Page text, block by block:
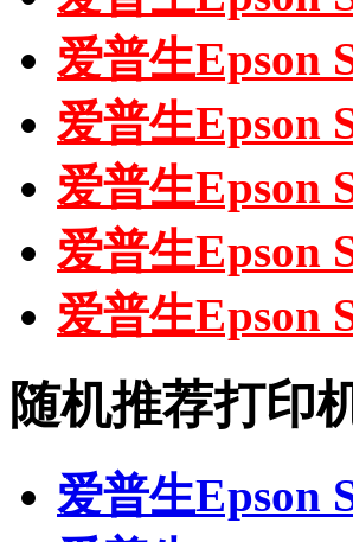
爱普生Epson
爱普生Epson
爱普生Epson
爱普生Epson
爱普生Epson
随机推荐打印
爱普生Epson